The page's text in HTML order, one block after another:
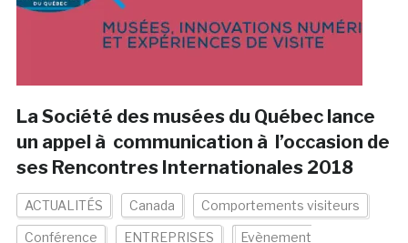
La Société des musées du Québec lance
un appel à communication à l’occasion de
ses Rencontres Internationales 2018
ACTUALITÉS Canada Comportements visiteurs
Conférence ENTREPRISES Evènement